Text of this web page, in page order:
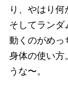
り、やはり何
そしてランダ
動くのがめっ
身体の使い方
うな〜。